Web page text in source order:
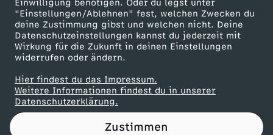
Einwilligung benötigen. Oder du legst unter
"Einstellungen/Ablehnen" fest, welchen Zwecken du
deine Zustimmung gibst und welchen nicht. Deine
Datenschutzeinstellungen kannst du jederzeit mit
Wirkung für die Zukunft in deinen Einstellungen
widerrufen oder ändern.
Hier findest du das Impressum.
Weitere Informationen findest du in unserer
Datenschutzerklärung.
Zustimmen
l
a
u
s
Partner